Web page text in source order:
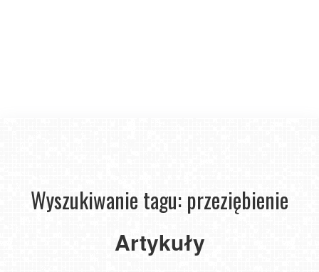
Wyszukiwanie tagu: przeziębienie
Artykuły